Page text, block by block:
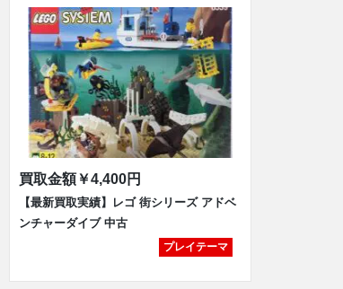
買取金額￥4,400円
【最新買取実績】レゴ 街シリーズ アドベ
ンチャーダイブ 中古
プレイテーマ